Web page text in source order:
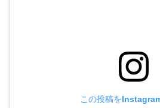
この投稿を